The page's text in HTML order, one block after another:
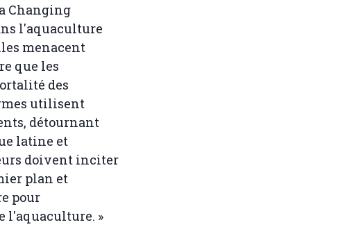
Changing
l'aquaculture
menacent
que les
des
utilisent
détournant
latine et
doivent inciter
plan et
pour
l'aquaculture. »